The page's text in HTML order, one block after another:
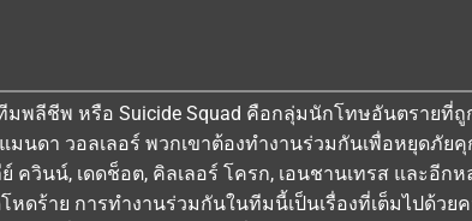
พลีชีพ หรือ Suicide Squad คือกลุ่มนักโทษอันตรายที่ถู
นดา วอลเลอร์ พวกเขาต้องทำงานร่วมกันเพื่อหยุดภัย
วินน์, เดดช็อต, คิลเลอร์ โครก, เอนชานเทรส และอีก
ร้าย การทำงานร่วมกันในทีมนี้เป็นเรื่องที่เต็มไปด้วยค